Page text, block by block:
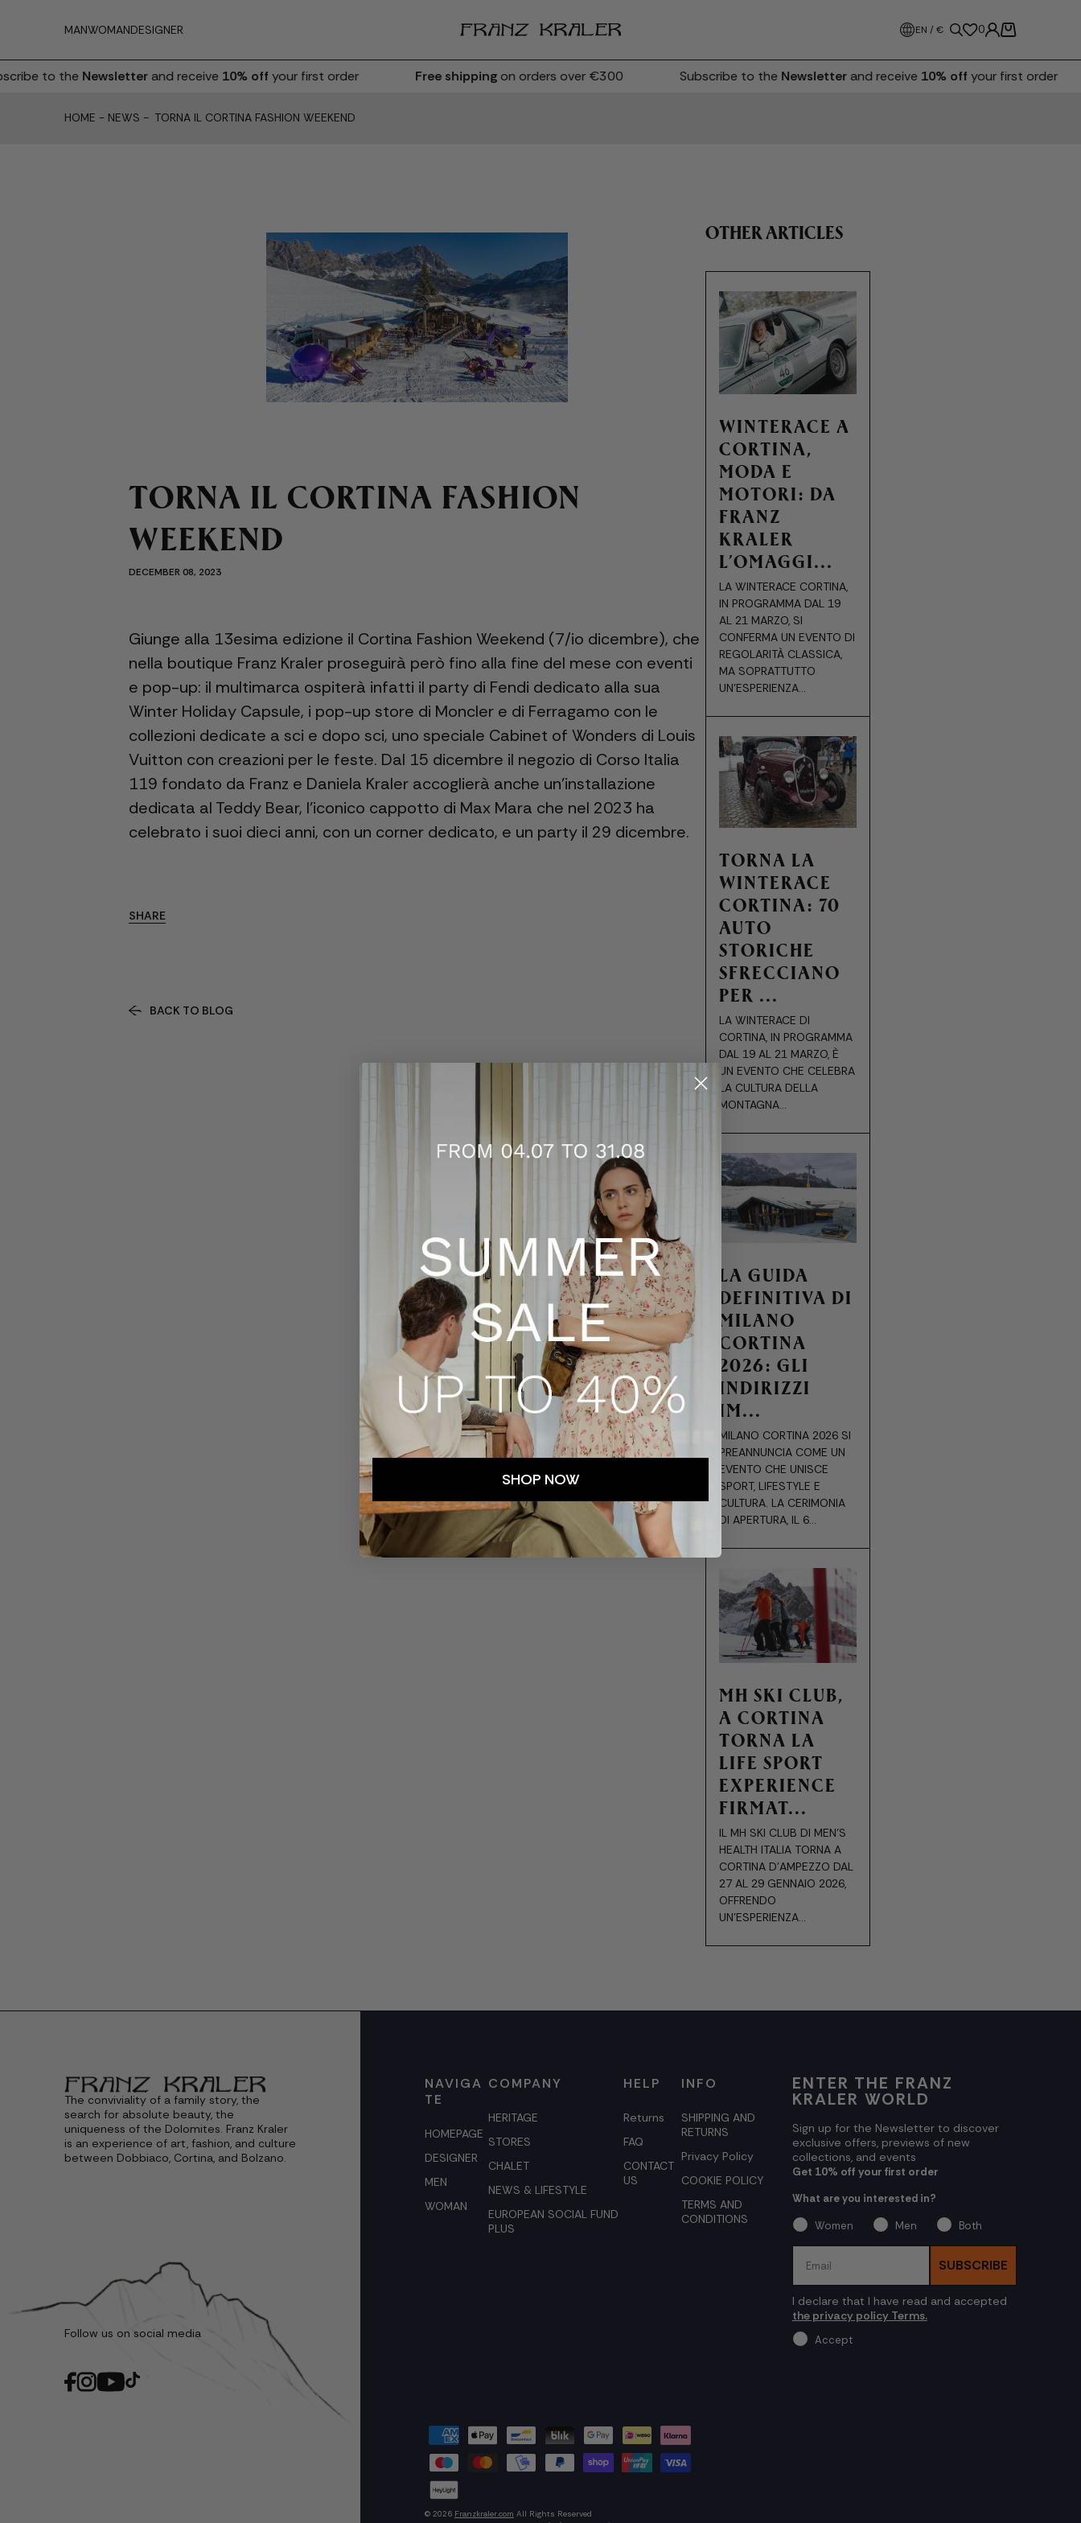
MANWOMANDESIGNER EN / € 0
to theNewsletterand receive10% off your first order Free shippingon orders over €300 Subscribe to theNewsletterand receive10% off your first order
HOME - NEWS - TORNA IL CORTINA FASHION WEEKEND
TORNA IL CORTINA FASHION
WEEKEND
DECEMBER 08, 2023
Giunge alla 13esima edizione il Cortina Fashion Weekend (7/io dicembre), che
nella boutique Franz Kraler proseguirà però fino alla fine del mese con eventi
e pop-up: il multimarca ospiterà infatti il party di Fendi dedicato alla sua
Winter Holiday Capsule, i pop-up store di Moncler e di Ferragamo con le
collezioni dedicate a sci e dopo sci, uno speciale Cabinet of Wonders di Louis
Vuitton con creazioni per le feste. Dal 15 dicembre il negozio di Corso Italia
119 fondato da Franz e Daniela Kraler accoglierà anche un'installazione
dedicata al Teddy Bear, l'iconico cappotto di Max Mara che nel 2023 ha
celebrato i suoi dieci anni, con un corner dedicato, e un party il 29 dicembre.
SHARE
BACK TO BLOG
OTHER ARTICLES
WINTERACE A
CORTINA,
MODA E
MOTORI: DA
FRANZ
KRALER
L’OMAGGI...
LA WINTERACE CORTINA,
IN PROGRAMMA DAL 19
AL 21 MARZO, SI
CONFERMA UN EVENTO DI
REGOLARITÀ CLASSICA,
MA SOPRATTUTTO
UN’ESPERIENZA...
TORNA LA
WINTERACE
CORTINA: 70
AUTO
STORICHE
SFRECCIANO
PER ...
LA WINTERACE DI
CORTINA, IN PROGRAMMA
DAL 19 AL 21 MARZO, È
UN EVENTO CHE CELEBRA
LA CULTURA DELLA
MONTAGNA...
LA GUIDA
DEFINITIVA DI
MILANO
CORTINA
2026: GLI
INDIRIZZI
IM...
MILANO CORTINA 2026 SI
PREANNUNCIA COME UN
EVENTO CHE UNISCE
SPORT, LIFESTYLE E
CULTURA. LA CERIMONIA
DI APERTURA, IL 6...
MH SKI CLUB,
A CORTINA
TORNA LA
LIFE SPORT
EXPERIENCE
FIRMAT...
IL MH SKI CLUB DI MEN'S
HEALTH ITALIA TORNA A
CORTINA D'AMPEZZO DAL
27 AL 29 GENNAIO 2026,
OFFRENDO
UN'ESPERIENZA...
The conviviality of a family story, the
search for absolute beauty, the
uniqueness of the Dolomites. Franz Kraler
is an experience of art, fashion, and culture
between Dobbiaco, Cortina, and Bolzano.
Follow us on social media
NAVIGA
TE
HOMEPAGE
DESIGNER
MEN
WOMAN
COMPANY
HERITAGE
STORES
CHALET
NEWS & LIFESTYLE
EUROPEAN SOCIAL FUND
PLUS
HELP
Returns
FAQ
CONTACT
US
INFO
SHIPPING AND
RETURNS
Privacy Policy
COOKIE POLICY
TERMS AND
CONDITIONS
ENTER THE FRANZ
KRALER WORLD
Sign up for the Newsletter to discover
exclusive offers, previews of new
collections, and events
Get 10% off your first order
What are you interested in?
Women
Men
Both
SUBSCRIBE
I declare that I have read and accepted
the privacy policy Terms.
Accept
© 2026 Franzkraler.com All Rights Reserved
SHOP NOW